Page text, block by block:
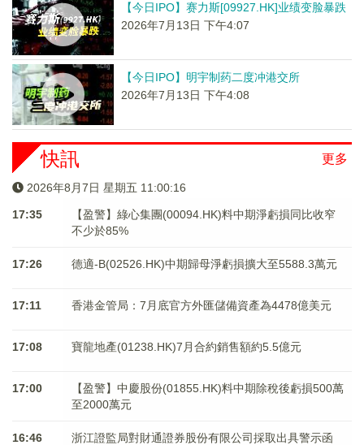
【今日IPO】赛力斯[09927.HK]业绩变脸暴跌
2026年7月13日 下午4:07
【今日IPO】明宇制药二度冲港交所
2026年7月13日 下午4:08
更多
快訊
2026年8月7日 星期五 11:00:16
17:35
【盈警】綠心集團(00094.HK)料中期淨虧損同比收窄
不少於85%
17:26 德適-B(02526.HK)中期歸母淨虧損擴大至5588.3萬元
17:11 香港金管局：7月底官方外匯儲備資產為4478億美元
17:08 寶龍地產(01238.HK)7月合約銷售額約5.5億元
17:00
【盈警】中慶股份(01855.HK)料中期除稅後虧損500萬
至2000萬元
16:46
浙江證監局對財通證券股份有限公司採取出具警示函